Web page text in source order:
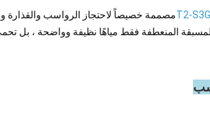
مصممة خصيصاً لاحتجاز الرواسب والقذارة
المنعطفة فقط مياهًا نظيفة وواضحة ، بل